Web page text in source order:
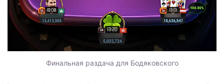
Финальная раздача для Бодяковского